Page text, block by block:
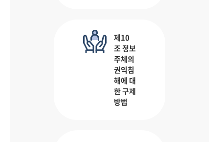
제10
조 정보
주체의
권익침
해에 대
한 구제
방법